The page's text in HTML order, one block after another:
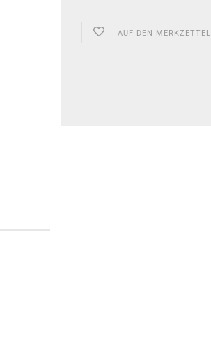
AUF DEN MERKZETTEL